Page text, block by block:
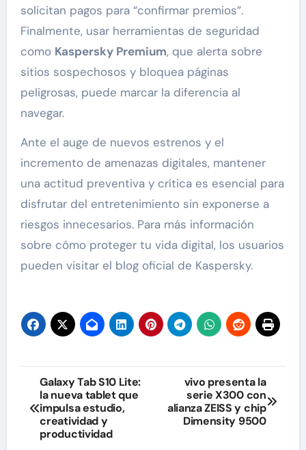
solicitan pagos para “confirmar premios”.
Finalmente, usar herramientas de seguridad
como Kaspersky Premium, que alerta sobre
sitios sospechosos y bloquea páginas
peligrosas, puede marcar la diferencia al
navegar.
Ante el auge de nuevos estrenos y el
incremento de amenazas digitales, mantener
una actitud preventiva y crítica es esencial para
disfrutar del entretenimiento sin exponerse a
riesgos innecesarios. Para más información
sobre cómo proteger tu vida digital, los usuarios
pueden visitar el blog oficial de Kaspersky.
Navegación
de
entradas
Galaxy Tab S10 Lite:
la nueva tablet que
impulsa estudio,
creatividad y
productividad
vivo presenta la
serie X300 con
alianza ZEISS y chip
Dimensity 9500